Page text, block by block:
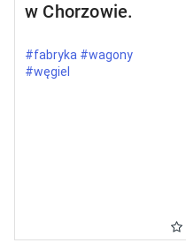
w Chorzowie.
#fabryka #wagony
#węgiel